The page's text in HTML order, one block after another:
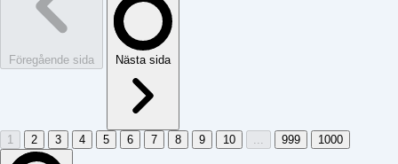
Föregående sida Nästa sida
1 2 3 4 5 6 7 8 9 10 ... 999 1000